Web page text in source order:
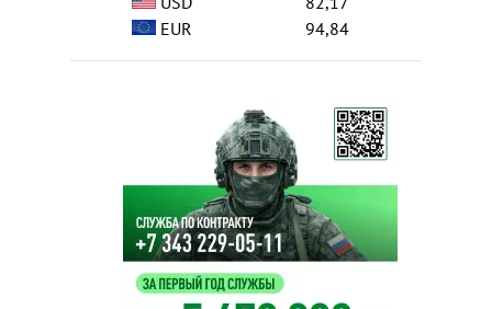
EUR
94,84